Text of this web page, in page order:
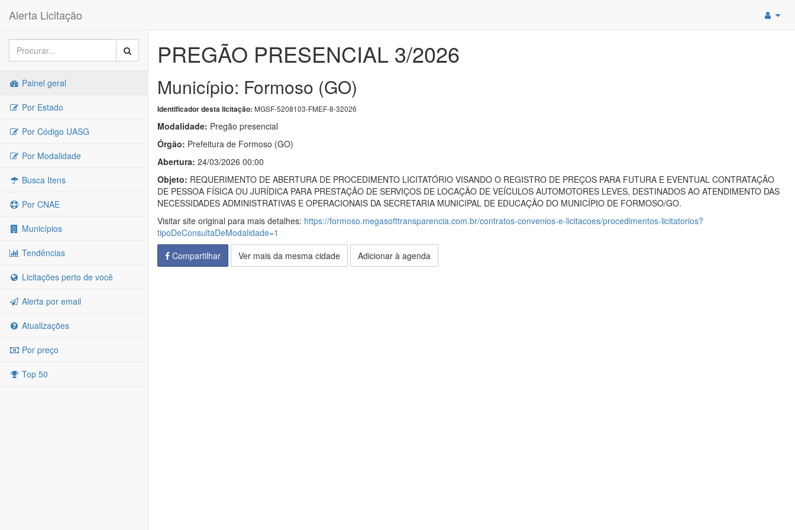
Alerta Licitação
Painel geral
Por Estado
Por Código UASG
Por Modalidade
Busca Itens
Por CNAE
Municípios
Tendências
Licitações perto de você
Alerta por email
Atualizações
Por preço
Top 50
PREGÃO PRESENCIAL 3/2026
Município: Formoso (GO)
Identificador desta licitação: MGSF-5208103-FMEF-8-32026
Modalidade: Pregão presencial
Órgão: Prefeitura de Formoso (GO)
Abertura: 24/03/2026 00:00
Objeto: REQUERIMENTO DE ABERTURA DE PROCEDIMENTO LICITATÓRIO VISANDO O REGISTRO DE PREÇOS PARA FUTURA E EVENTUAL CONTRATAÇÃO
DE PESSOA FÍSICA OU JURÍDICA PARA PRESTAÇÃO DE SERVIÇOS DE LOCAÇÃO DE VEÍCULOS AUTOMOTORES LEVES, DESTINADOS AO ATENDIMENTO DAS
NECESSIDADES ADMINISTRATIVAS E OPERACIONAIS DA SECRETARIA MUNICIPAL DE EDUCAÇÃO DO MUNICÍPIO DE FORMOSO/GO.
Visitar site original para mais detalhes: https://formoso.megasofttransparencia.com.br/contratos-convenios-e-licitacoes/procedimentos-licitatorios?
tipoDeConsultaDeModalidade=1
Compartilhar
Ver mais da mesma cidade Adicionar à agenda